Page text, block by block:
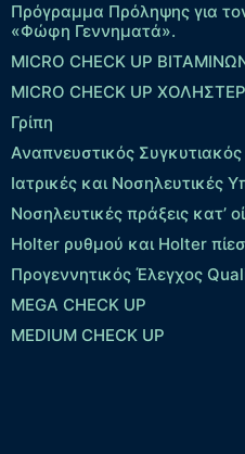
Πρόγραμμα Πρόληψης για
«Φώφη Γεννηματά».
MICRO CHECK UP
MICRO CHECK UP
Γρίπη
Αναπνευστικός Συγκυτιακός
Ιατρικές και Νοσηλευτικές
Νοσηλευτικές πράξεις κατ’
Holter ρυθμού και Holter
Προγεννητικός Έλεγχος
MEGA CHECK UP
MEDIUM CHECK UP